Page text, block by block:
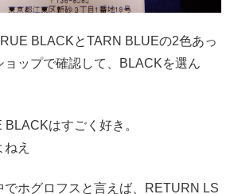
BLACKとTARN BLUEの2色あっ
ョップで確認して、BLACKを選ん
はすごく好き。
え
でホグロフスと言えば、RETURN LS